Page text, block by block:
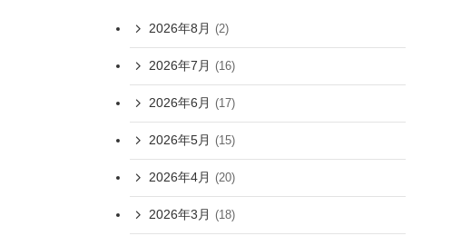
2026年8月 (2)
2026年7月 (16)
2026年6月 (17)
2026年5月 (15)
2026年4月 (20)
2026年3月 (18)